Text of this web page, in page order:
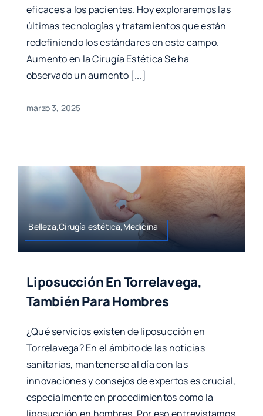
eficaces a los pacientes. Hoy exploraremos las
últimas tecnologías y tratamientos que están
redefiniendo los estándares en este campo.
Aumento en la Cirugía Estética Se ha
observado un aumento [...]
marzo 3, 2025
Belleza,Cirugía estética,Medicina
Liposucción En Torrelavega,
También Para Hombres
¿Qué servicios existen de liposucción en
Torrelavega? En el ámbito de las noticias
sanitarias, mantenerse al día con las
innovaciones y consejos de expertos es crucial,
especialmente en procedimientos como la